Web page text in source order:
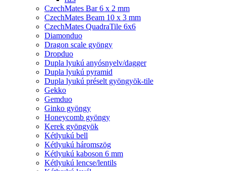
CzechMates Bar 6 x 2 mm
CzechMates Beam 10 x 3 mm
CzechMates QuadraTile 6x6
Diamonduo
Dragon scale gyöngy
Dropduo
Dupla lyukú anyósnyelv/dagger
Dupla lyukú pyramid
Dupla lyukú préselt gyöngyök-tile
Gekko
Gemduo
Ginko gyöngy
Honeycomb gyöngy
Kerek gyöngyök
Kétlyukú bell
Kétlyukú háromszög
Kétlyukú kaboson 6 mm
Kétlyukú lencse/lentils